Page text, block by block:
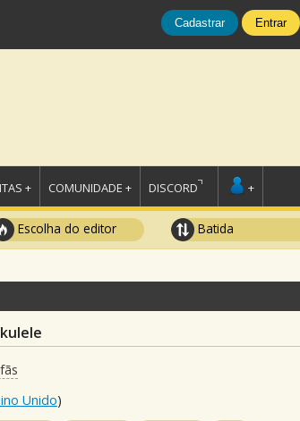
Cadastrar Entrar
+ COMUNIDADE + DISCORD +
Escolha do editor Batida
fãs
Unido)